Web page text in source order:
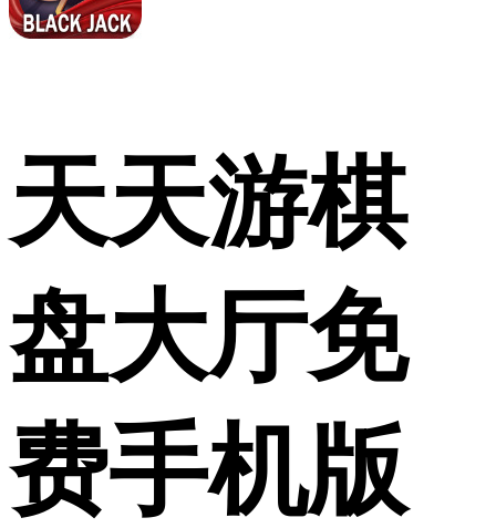
天天游棋
盘大厅免
费手机版